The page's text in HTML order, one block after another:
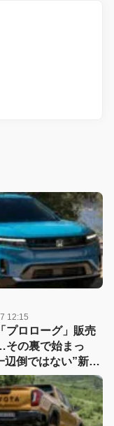
12:15
プロローグ」販売
の裏で始まっ
辺倒ではない”新戦